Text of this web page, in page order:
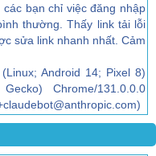
bạn chỉ việc đăng nhập
thường. Thấy link tải lỗi
sửa link nhanh nhất. Cảm
Android 14; Pixel 8)
Chrome/131.0.0.0